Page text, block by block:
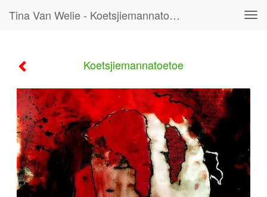
Tina Van Welie - Koetsjiemannatoetoe
Koetsjiemannatoetoe